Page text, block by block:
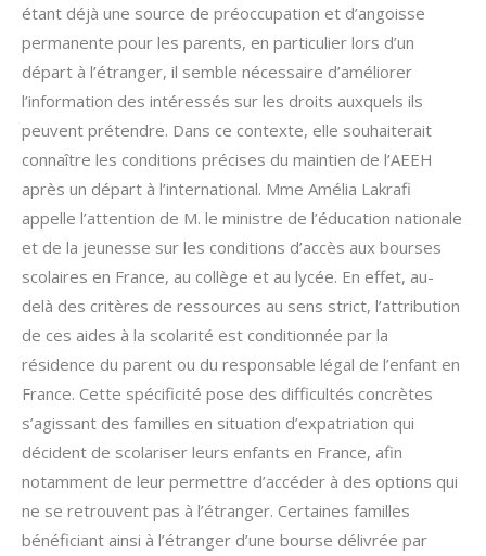
étant déjà une source de préoccupation et d’angoisse
permanente pour les parents, en particulier lors d’un
départ à l’étranger, il semble nécessaire d’améliorer
l’information des intéressés sur les droits auxquels ils
peuvent prétendre. Dans ce contexte, elle souhaiterait
connaître les conditions précises du maintien de l’AEEH
après un départ à l’international. Mme Amélia Lakrafi
appelle l’attention de M. le ministre de l’éducation nationale
et de la jeunesse sur les conditions d’accès aux bourses
scolaires en France, au collège et au lycée. En effet, au-
delà des critères de ressources au sens strict, l’attribution
de ces aides à la scolarité est conditionnée par la
résidence du parent ou du responsable légal de l’enfant en
France. Cette spécificité pose des difficultés concrètes
s’agissant des familles en situation d’expatriation qui
décident de scolariser leurs enfants en France, afin
notamment de leur permettre d’accéder à des options qui
ne se retrouvent pas à l’étranger. Certaines familles
bénéficiant ainsi à l’étranger d’une bourse délivrée par